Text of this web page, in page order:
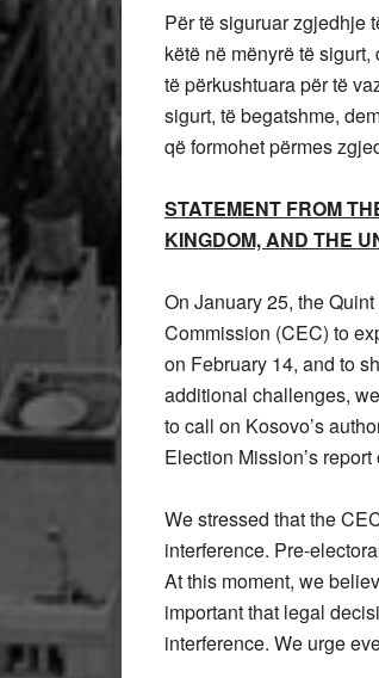
Për të siguruar zgjedhje
këtë në mënyrë të
të përkushtuara për të
sigurt, të begatshme,
që formohet përmes
STATEMENT FROM
KINGDOM, AND THE
On January 25, the
Commission (CEC) to
on February 14, and to
additional challenges,
to call on Kosovo’s
Election Mission’s
We stressed that the
interference. Pre-
At this moment, we
important that legal
interference. We urge